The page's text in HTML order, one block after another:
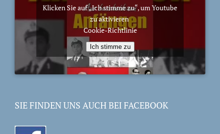
Klicken Sie auf „Ich stimme zu“, um Youtube
zu aktivieren
Cookie-Richtlinie
Ich stimme zu
SIE FINDEN UNS AUCH BEI FACEBOOK